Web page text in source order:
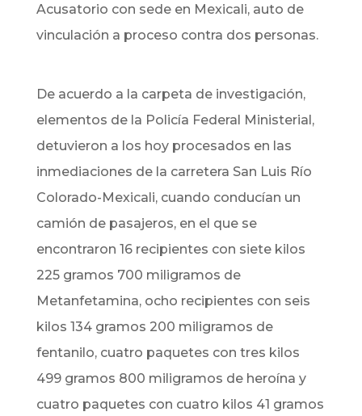
Acusatorio con sede en Mexicali, auto de
vinculación a proceso contra dos personas.
De acuerdo a la carpeta de investigación,
elementos de la Policía Federal Ministerial,
detuvieron a los hoy procesados en las
inmediaciones de la carretera San Luis Río
Colorado-Mexicali, cuando conducían un
camión de pasajeros, en el que se
encontraron 16 recipientes con siete kilos
225 gramos 700 miligramos de
Metanfetamina, ocho recipientes con seis
kilos 134 gramos 200 miligramos de
fentanilo, cuatro paquetes con tres kilos
499 gramos 800 miligramos de heroína y
cuatro paquetes con cuatro kilos 41 gramos